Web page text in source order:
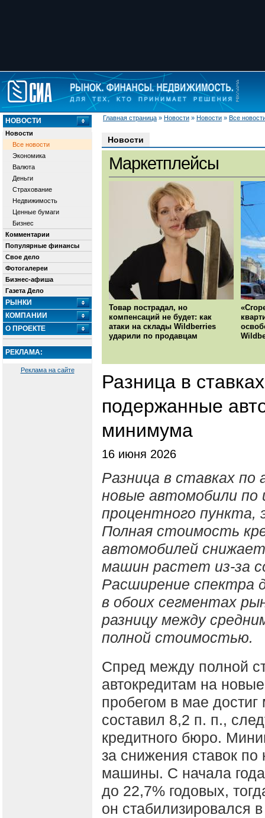
Главная страница » Новости » Новости » Все
НОВОСТИ
Новости
Все новости
Экономика
Валюта
Деньги
Страхование
Недвижимость
Ценные бумаги
Бизнес
Комментарии
Популярные финансы
Свое дело
Фотогалереи
Бизнес-афиша
Газета Дело
РЫНКИ
КОМПАНИИ
О ПРОЕКТЕ
РЕКЛАМА:
Реклама на сайте
Новости
Маркетплейсы
Товар пострадал, но
компенсаций не будет: как
атаки на склады Wildberries
ударили по продавцам
Разница в
подержанные
минимума
16 июня 2026
Разница в ставках
новые автомобили по
процентного пункта,
Полная стоимость
автомобилей
машин растет из-за
Расширение спектра
в обоих сегментах
разницу между
полной стоимостью.
Спред между полной
автокредитам на
пробегом в мае
составил 8,2 п. п.,
кредитного бюро.
за снижения ставок
машины. С начала
до 22,7% годовых,
он стабилизировался